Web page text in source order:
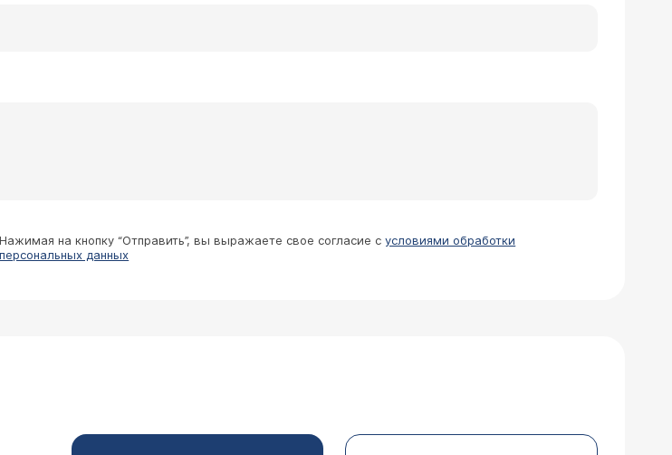
Нажимая на кнопку “Отправить”, вы выражаете свое согласие сусловиями обработки
персональных данных